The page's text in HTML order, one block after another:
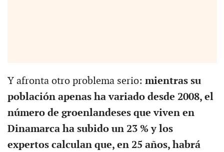
Y afronta otro problema serio: mientras su
población apenas ha variado desde 2008, el
número de groenlandeses que viven en
Dinamarca ha subido un 23 % y los
expertos calculan que, en 25 años, habrá